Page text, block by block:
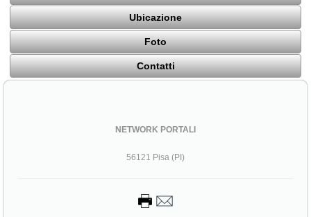
Ubicazione
Foto
Contatti
NETWORK PORTALI
56121 Pisa (PI)